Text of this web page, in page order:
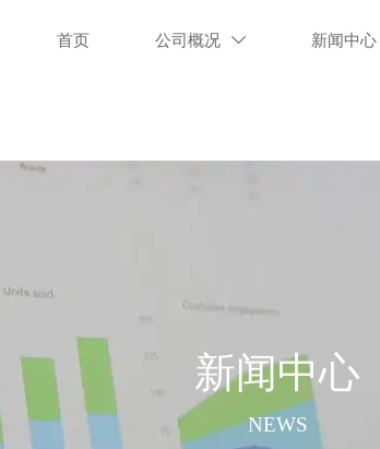
首页 公司概况  新闻中心
新闻中心
NEWS